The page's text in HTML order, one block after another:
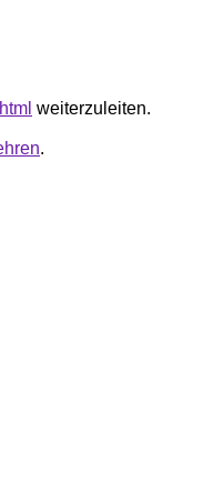
weiterzuleiten.
.